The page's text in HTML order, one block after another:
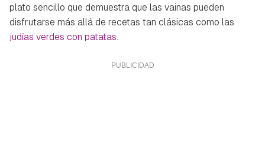
plato sencillo que demuestra que las vainas pueden
disfrutarse más allá de recetas tan clásicas como las
judías verdes con patatas.